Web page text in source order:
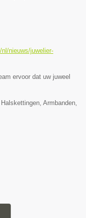
nieuws/juwelier-
ervoor dat uw juweel
Armbanden,